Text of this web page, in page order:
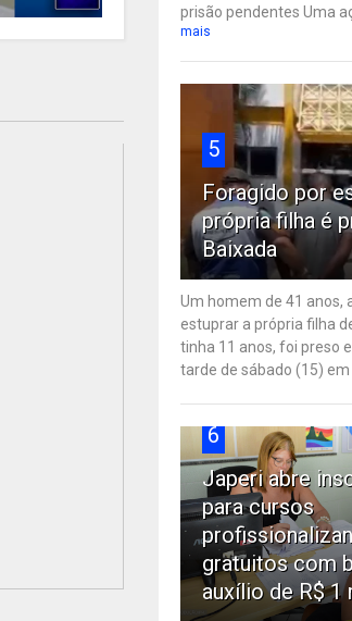
prisão pendentes Uma
mais
5
Foragido por
própria filha é
Baixada
Um homem de 41 anos,
estuprar a própria filha
tinha 11 anos, foi preso
tarde de sábado (15) em
6
Japeri abre
para cursos
gratuitos com
auxílio de R$ 1